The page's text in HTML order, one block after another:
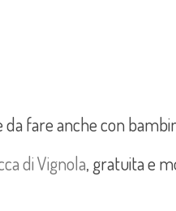
fare anche con
di Vignola, gratuita e